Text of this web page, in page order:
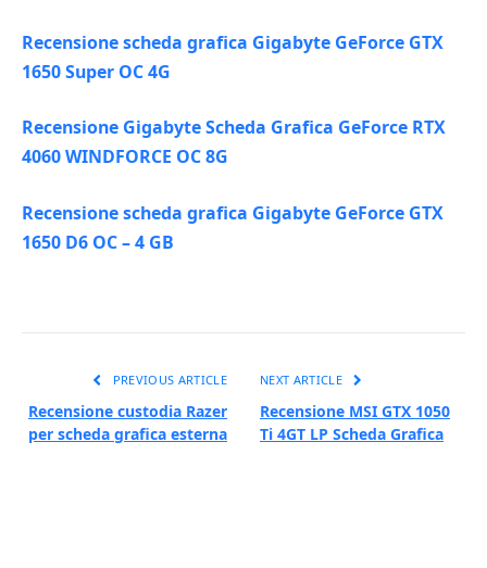
Recensione scheda grafica Gigabyte GeForce GTX
1650 Super OC 4G
Recensione Gigabyte Scheda Grafica GeForce RTX
4060 WINDFORCE OC 8G
Recensione scheda grafica Gigabyte GeForce GTX
1650 D6 OC – 4 GB
PREVIOUS ARTICLE
Recensione custodia Razer
per scheda grafica esterna
NEXT ARTICLE
Recensione MSI GTX 1050
Ti 4GT LP Scheda Grafica